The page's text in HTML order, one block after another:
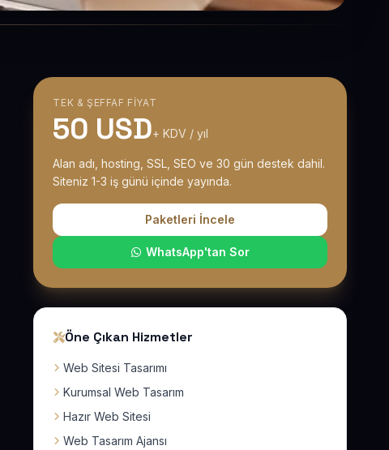
TEK & ŞEFFAF FIYAT
50 USD+ KDV / yıl
Alan adı, hosting, SSL, SEO ve 30 gün destek dahil.
Siteniz 1-3 iş günü içinde yayında.
Paketleri İncele
WhatsApp'tan Sor
Öne Çıkan Hizmetler
Web Sitesi Tasarımı
Kurumsal Web Tasarım
Hazır Web Sitesi
Web Tasarım Ajansı